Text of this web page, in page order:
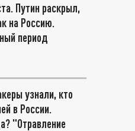
Путин раскрыл,
на Россию.
период
узнали, кто
в России.
"Отравление